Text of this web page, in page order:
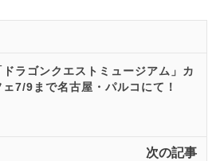
ドラゴンクエストミュージアム」カ
ェ7/9まで名古屋・パルコにて！
次の記事